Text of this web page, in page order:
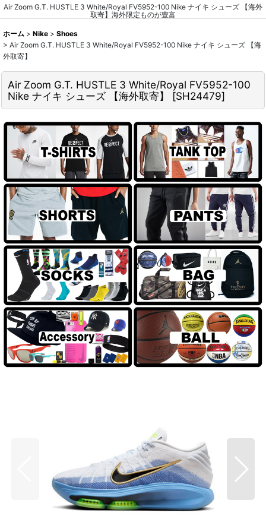
Air Zoom G.T. HUSTLE 3 White/Royal FV5952-100 Nike ナイキ シューズ 【海外
取寄】海外限定ものが豊富
ホーム > Nike > Shoes
> Air Zoom G.T. HUSTLE 3 White/Royal FV5952-100 Nike ナイキ シューズ 【海
外取寄】
Air Zoom G.T. HUSTLE 3 White/Royal FV5952-100
Nike ナイキ シューズ 【海外取寄】
[SH24479]